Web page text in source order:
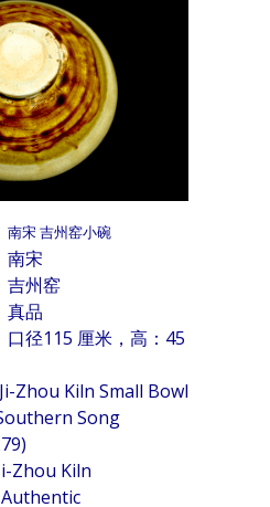
南宋 吉州窑小碗
宋
窑
品
厘米，高：45
Kiln Small Bowl
Song
Zhou Kiln